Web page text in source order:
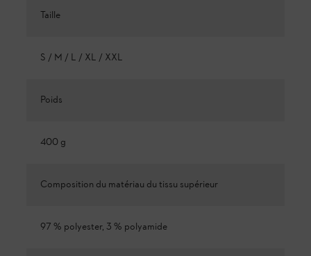
Taille
S / M / L / XL / XXL
Poids
400 g
Composition du matériau du tissu supérieur
97 % polyester, 3 % polyamide